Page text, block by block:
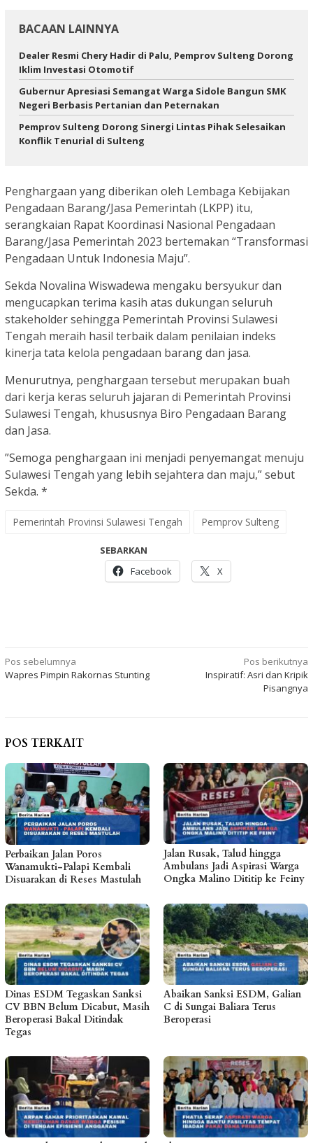
BACAAN LAINNYA
Dealer Resmi Chery Hadir di Palu, Pemprov Sulteng Dorong
Iklim Investasi Otomotif
Gubernur Apresiasi Semangat Warga Sidole Bangun SMK
Negeri Berbasis Pertanian dan Peternakan
Pemprov Sulteng Dorong Sinergi Lintas Pihak Selesaikan
Konflik Tenurial di Sulteng
Penghargaan yang diberikan oleh Lembaga Kebijakan
Pengadaan Barang/Jasa Pemerintah (LKPP) itu,
serangkaian Rapat Koordinasi Nasional Pengadaan
Barang/Jasa Pemerintah 2023 bertemakan “Transformasi
Pengadaan Untuk Indonesia Maju”.
Sekda Novalina Wiswadewa mengaku bersyukur dan
mengucapkan terima kasih atas dukungan seluruh
stakeholder sehingga Pemerintah Provinsi Sulawesi
Tengah meraih hasil terbaik dalam penilaian indeks
kinerja tata kelola pengadaan barang dan jasa.
Menurutnya, penghargaan tersebut merupakan buah
dari kerja keras seluruh jajaran di Pemerintah Provinsi
Sulawesi Tengah, khususnya Biro Pengadaan Barang
dan Jasa.
”Semoga penghargaan ini menjadi penyemangat menuju
Sulawesi Tengah yang lebih sejahtera dan maju,” sebut
Sekda. *
Pemerintah Provinsi Sulawesi Tengah Pemprov Sulteng
SEBARKAN
Facebook
X
Navigasi
pos
Pos sebelumnya
Wapres Pimpin Rakornas Stunting
Pos berikutnya
Inspiratif: Asri dan Kripik
Pisangnya
POS TERKAIT
Perbaikan Jalan Poros
Wanamukti-Palapi Kembali
Disuarakan di Reses Mastulah
Jalan Rusak, Talud hingga
Ambulans Jadi Aspirasi Warga
Ongka Malino Dititip ke Feiny
Dinas ESDM Tegaskan Sanksi
CV BBN Belum Dicabut, Masih
Beroperasi Bakal Ditindak
Tegas
Abaikan Sanksi ESDM, Galian
C di Sungai Baliara Terus
Beroperasi